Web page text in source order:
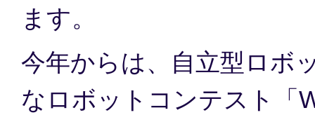
ます。
今年からは、自立型ロボ
なロボットコンテスト「